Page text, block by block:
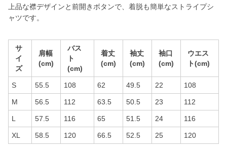
上品な襟デザインと前開きボタンで、着脱も簡単なストライプシ
ャツです。
サ
イ
ズ
肩幅
(cm)
バス
ト
(cm)
着丈
(cm)
袖丈
(cm)
袖口
(cm)
ウエス
ト(cm)
S 55.5 108 62 49.5 22 108
M 56.5 112 63.5 50.5 23 112
L 57.5 116 65 51.5 24 116
XL 58.5 120 66.5 52.5 25 120